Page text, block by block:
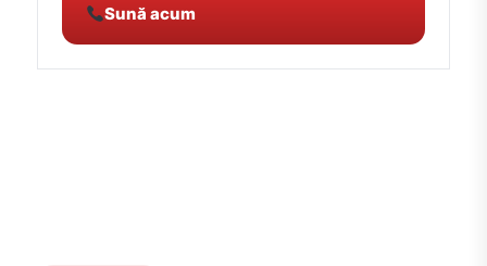
Sună acum